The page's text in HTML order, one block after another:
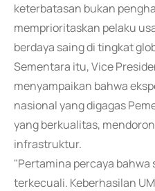
keterbatasan bukan
memprioritaskan pelaku
berdaya saing di tingkat
Sementara itu, Vice
menyampaikan bahwa
nasional yang digagas
yang berkualitas,
infrastruktur.
"Pertamina percaya
terkecuali. Keberhasilan